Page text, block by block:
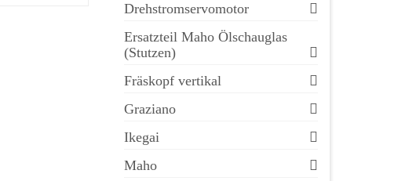
Drehstromservomotor
Ersatzteil Maho Ölschauglas
(Stutzen)
Fräskopf vertikal
Graziano
Ikegai
Maho